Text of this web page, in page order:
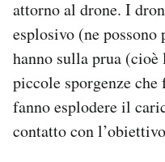
attorno al drone. I
esplosivo (ne
hanno sulla prua
piccole sporgenze
fanno esplodere il
contatto con